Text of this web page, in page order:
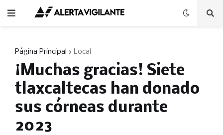
Página Principal Local
¡Muchas gracias! Siete
tlaxcaltecas han donado
sus córneas durante
2023